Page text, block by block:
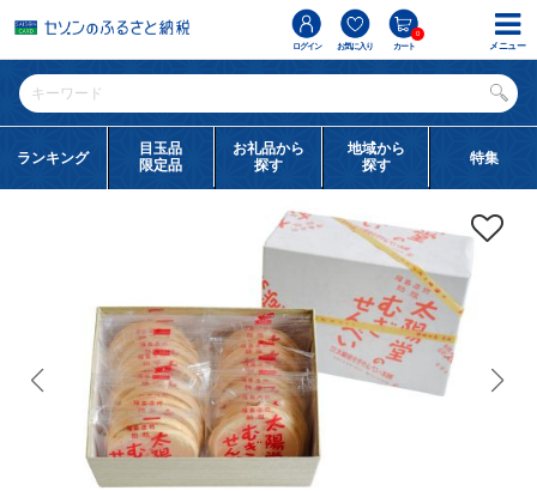
ログイン お気に入り カート
0
ランキング
目玉品
限定品
お礼品から
探す
地域から
探す
特集
メニュー